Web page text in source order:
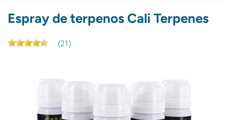
Espray de terpenos Cali Terpenes
(21)